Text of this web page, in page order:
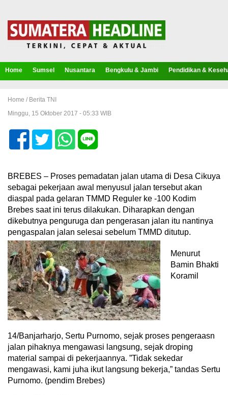
Home Sumsel Nusantara Bengkulu & Jambi Pendidikan &
Home / Berita TNI
Minggu, 15 Oktober 2017 - 05:33 WIB
BREBES – Proses pemadatan jalan utama di Desa Cikuya
sebagai pekerjaan awal menyusul jalan tersebut akan
diaspal pada gelaran TMMD Reguler ke -100 Kodim
Brebes saat ini terus dilakukan. Diharapkan dengan
dikebutnya penguruga dan pengerasan jalan itu nantinya
pengaspalan jalan selesai sebelum TMMD ditutup.
Menurut
Bamin Bhakti
Koramil
14/Banjarharjo, Sertu Purnomo, sejak proses pengeraasn
jalan pihaknya mengawasi langsung, sejak droping
material sampai di pekerjaannya. ”Tidak sekedar
mengawasi, kami juha ikut langsung bekerja,” tandas Sertu
Purnomo. (pendim Brebes)